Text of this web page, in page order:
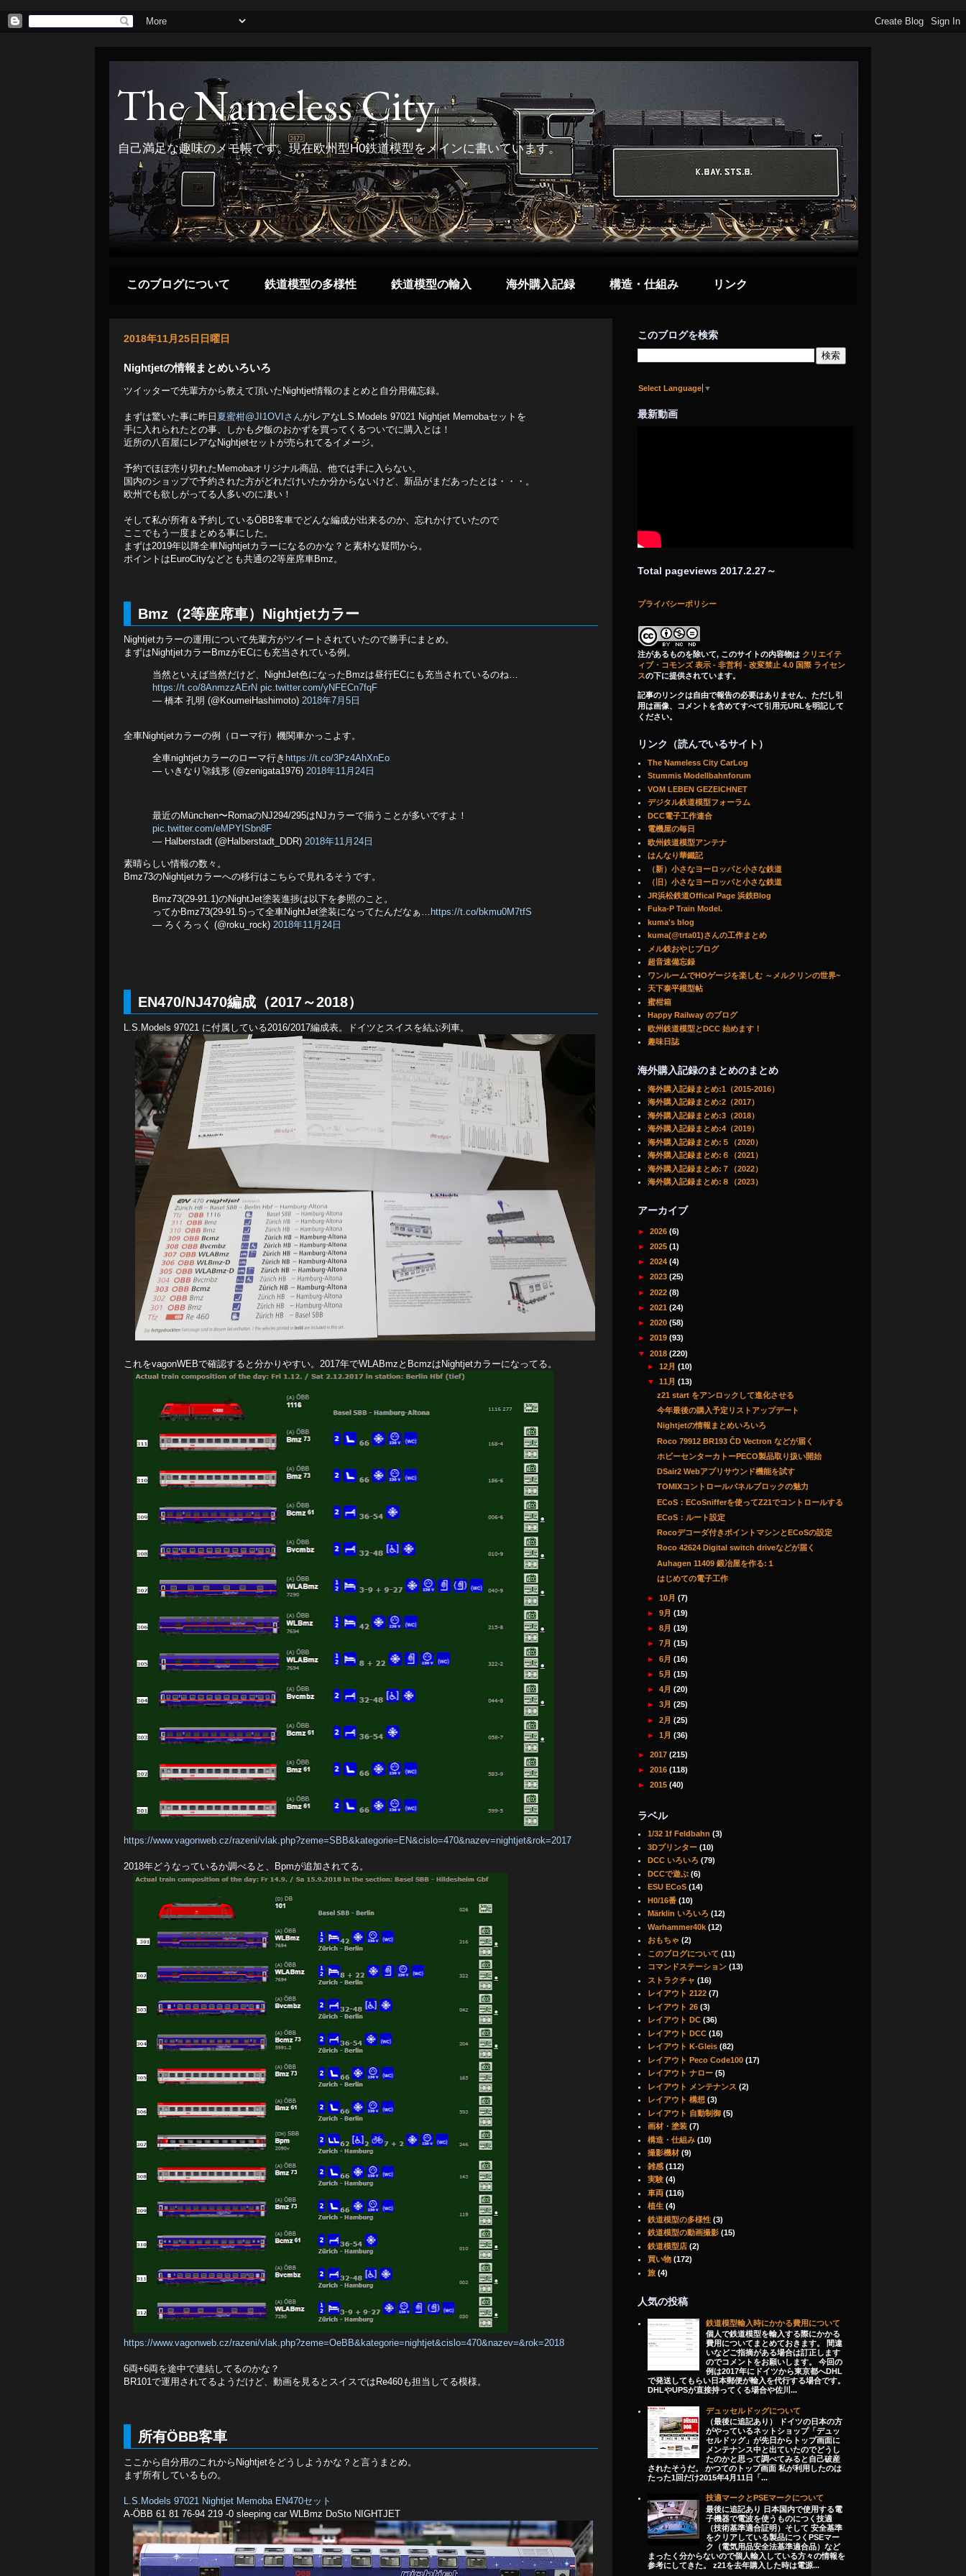
The Nameless City
自己満足な趣味のメモ帳です。現在欧州型H0鉄道模型をメインに書いています。
このブログについて 鉄道模型の多様性 鉄道模型の輸入 海外購入記録 構造・仕組み リンク
2018年11月25日日曜日
Nightjetの情報まとめいろいろ
ツイッターで先輩方から教えて頂いたNightjet情報のまとめと自分用備忘録。
まずは驚いた事に昨日 夏蜜柑@JI1OVIさんがレアなL.S.Models 97021 Nightjet Memobaセットを
手に入れられたとの事、しかも夕飯のおかずを買ってくるついでに購入とは！
近所の八百屋にレアなNightjetセットが売られてるイメージ。
予約でほぼ売り切れたMemobaオリジナル商品、他では手に入らない。
国内のショップで予約された方がどれだけいたか分からないけど、新品がまだあったとは・・・。
欧州でも欲しがってる人多いのに凄い！
そして私が所有＆予約しているÖBB客車でどんな編成が出来るのか、忘れかけていたので
ここでもう一度まとめる事にした。
まずは2019年以降全車Nightjetカラーになるのかな？と素朴な疑問から。
ポイントはEuroCityなどとも共通の2等座席車Bmz。
Bmz（2等座席車）Nightjetカラー
Nightjetカラーの運用について先輩方がツイートされていたので勝手にまとめ。
まずはNightjetカラーBmzがECにも充当されている例。
当然といえば当然だけど、NightJet色になったBmzは昼行ECにも充当されているのね…
https://t.co/8AnmzzAErN pic.twitter.com/yNFECn7fqF
— 橋本 孔明 (@KoumeiHashimoto) 2018年7月5日
全車Nightjetカラーの例（ローマ行）機関車かっこよす。
全車nightjetカラーのローマ行き https://t.co/3Pz4AhXnEo
— いきなり🚀銭形 (@zenigata1976) 2018年11月24日
最近のMünchen〜RomaのNJ294/295はNJカラーで揃うことが多いですよ！
pic.twitter.com/eMPYISbn8F
— Halberstadt (@Halberstadt_DDR) 2018年11月24日
素晴らしい情報の数々。
Bmz73のNightjetカラーへの移行はこちらで見れるそうです。
Bmz73(29-91.1)のNightJet塗装進捗は以下を参照のこと。
ってかBmz73(29-91.5)って全車NightJet塗装になってたんだなぁ… https://t.co/bkmu0M7tfS
— ろくろっく (@roku_rock) 2018年11月24日
EN470/NJ470編成（2017～2018）
L.S.Models 97021 に付属している2016/2017編成表。ドイツとスイスを結ぶ列車。
これをvagonWEBで確認すると分かりやすい。2017年でWLABmzとBcmzはNightjetカラーになってる。
https://www.vagonweb.cz/razeni/vlak.php?zeme=SBB&kategorie=EN&cislo=470&nazev=nightjet&rok=2017
2018年どうなっているか調べると、Bpmが追加されてる。
https://www.vagonweb.cz/razeni/vlak.php?zeme=OeBB&kategorie=nightjet&cislo=470&nazev=&rok=2018
6両+6両を途中で連結してるのかな？
BR101で運用されてるようだけど、動画を見るとスイスではRe460も担当してる模様。
所有ÖBB客車
ここから自分用のこれからNightjetをどうしようかな？と言うまとめ。
まず所有しているもの。
L.S.Models 97021 Nightjet Memoba EN470セット
A-ÖBB 61 81 76-94 219 -0 sleeping car WLBmz DoSto NIGHTJET
このブログを検索
Select Language ▼
最新動画
Total pageviews 2017.2.27～
プライバシーポリシー
注があるものを除いて, このサイトの内容物は クリエイテ
ィブ・コモンズ 表示 - 非営利 - 改変禁止 4.0 国際 ライセン
スの下に提供されています。
記事のリンクは自由で報告の必要はありません、ただし引
用は画像、コメントを含めてすべて引用元URLを明記して
ください。
リンク（読んでいるサイト）
The Nameless City CarLog
Stummis Modellbahnforum
VOM LEBEN GEZEICHNET
デジタル鉄道模型フォーラム
DCC電子工作連合
電機屋の毎日
欧州鉄道模型アンテナ
はんなり華鐵記
（新）小さなヨーロッパと小さな鉄道
（旧）小さなヨーロッパと小さな鉄道
JR浜松鉄道Offical Page 浜鉄Blog
Fuka-P Train Model.
kuma's blog
kuma(@trta01)さんの工作まとめ
メル鉄おやじブログ
超音速備忘録
ワンルームでHOゲージを楽しむ ～メルクリンの世界~
天下泰平模型帖
蜜柑箱
Happy Railway のブログ
欧州鉄道模型とDCC 始めます！
趣味日誌
海外購入記録のまとめのまとめ
海外購入記録まとめ:1（2015-2016）
海外購入記録まとめ:2（2017）
海外購入記録まとめ:3（2018）
海外購入記録まとめ:4（2019）
海外購入記録まとめ:５（2020）
海外購入記録まとめ:６（2021）
海外購入記録まとめ:７（2022）
海外購入記録まとめ:８（2023）
アーカイブ
► 2026 (6)
► 2025 (1)
► 2024 (4)
► 2023 (25)
► 2022 (8)
► 2021 (24)
► 2020 (58)
► 2019 (93)
▼ 2018 (220)
►12月(10)
▼11月(13)
z21 start をアンロックして進化させる
今年最後の購入予定リストアップデート
Nightjetの情報まとめいろいろ
Roco 79912 BR193 ČD Vectron などが届く
ホビーセンターカトーPECO製品取り扱い開始
DSair2 Webアプリサウンド機能を試す
TOMIXコントロールパネルブロックの魅力
ECoS：ECoSnifferを使ってZ21でコントロールする
ECoS：ルート設定
Rocoデコーダ付きポイントマシンとECoSの設定
Roco 42624 Digital switch driveなどが届く
Auhagen 11409 鍛冶屋を作る:１
はじめての電子工作
►10月(7)
►9月(19)
►8月(19)
►7月(15)
►6月(16)
►5月(15)
►4月(20)
►3月(25)
►2月(25)
►1月(36)
► 2017 (215)
► 2016 (118)
► 2015 (40)
ラベル
1/32 1f Feldbahn (3)
3Dプリンター (10)
DCC いろいろ (79)
DCCで遊ぶ (6)
ESU ECoS (14)
H0/16番 (10)
Märklin いろいろ (12)
Warhammer40k (12)
おもちゃ (2)
このブログについて (11)
コマンドステーション (13)
ストラクチャ (16)
レイアウト 2122 (7)
レイアウト 26 (3)
レイアウト DC (36)
レイアウト DCC (16)
レイアウト K-Gleis (82)
レイアウト Peco Code100 (17)
レイアウト ナロー (5)
レイアウト メンテナンス (2)
レイアウト 構想 (3)
レイアウト 自動制御 (5)
画材・塗装 (7)
構造・仕組み (10)
撮影機材 (9)
雑感 (112)
実験 (4)
車両 (116)
植生 (4)
鉄道模型の多様性 (3)
鉄道模型の動画撮影 (15)
鉄道模型店 (2)
買い物 (172)
旅 (4)
人気の投稿
鉄道模型輸入時にかかる費用について
個人で鉄道模型を輸入する際にかかる
費用についてまとめておきます。 間違
いなどご指摘がある場合は訂正します
のでコメントをお願いします。 今回の
例は2017年にドイツから東京都へDHL
で発送してもらい日本郵便が輸入を代行する場合です。
DHLやUPSが直接持ってくる場合や佐川...
デュッセルドッグについて
（最後に追記あり） ドイツの日本の方
がやっているネットショップ「デュッ
セルドッグ」が先日からトップ画面に
メンテナンス中と出ていたのでどうし
たのかと思って調べてみると自己破産
されたそうだ。 かつてのトップ画面 私が利用したのは
たった1回だけ2015年4月11日「...
技適マークとPSEマークについて
最後に追記あり 日本国内で使用する電
子機器で電波を使うものにつく技適
（技術基準適合証明）そして 安全基準
をクリアしている製品につくPSEマー
ク（電気用品安全法基準適合品）など
まったく分からないので個人輸入している方々の情報を
参考にしてきた。 z21を去年購入した時は電源...